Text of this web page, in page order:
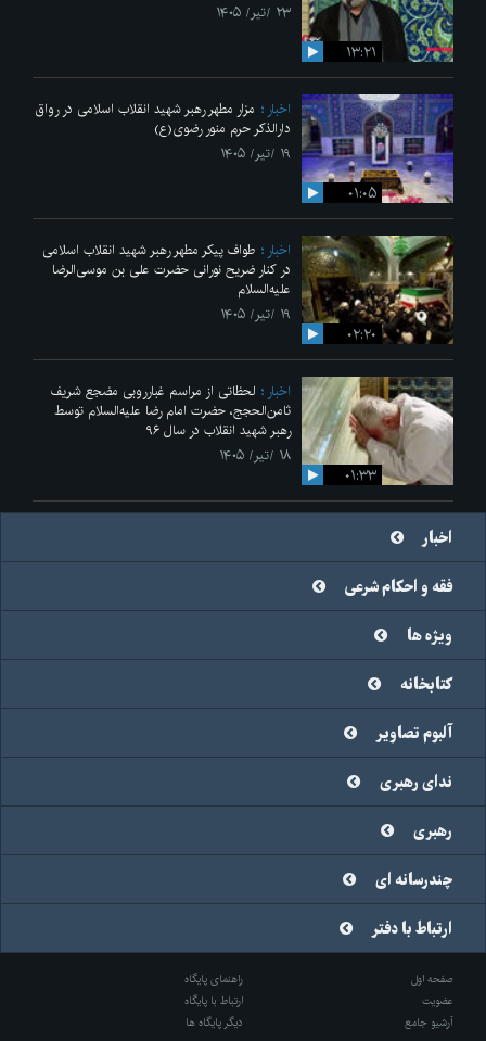
۱۳:۲۱
۲۳ /تیر/ ۱۴۰۵
۰۱:۰۵
اخبار
مزار مطهر رهبر شهید انقلاب اسلامی در رواق
دارالذکر حرم منور رضوی(ع)
۱۹ /تیر/ ۱۴۰۵
۰۲:۲۰
اخبار
طواف پیکر مطهر رهبر شهید انقلاب اسلامی
در کنار ضریح نورانی حضرت علی‌ بن موسی‌الرضا
علیه‌السلام
۱۹ /تیر/ ۱۴۰۵
۰۱:۳۳
اخبار
لحظاتی از مراسم غبارروبی مضجع شریف
ثامن‌الحجج، حضرت امام رضا علیه‌السلام توسط
رهبر شهید انقلاب در سال ۹۶
۱۸ /تیر/ ۱۴۰۵
اخبار
فقه و احکام شرعی
ویژه ها
کتابخانه
آلبوم تصاویر
ندای رهبری
رهبری
چندرسانه ای
ارتباط با دفتر
صفحه اول
راهنمای پایگاه
عضویت
ارتباط با پایگاه
آرشیو جامع
دیگر پایگاه ها